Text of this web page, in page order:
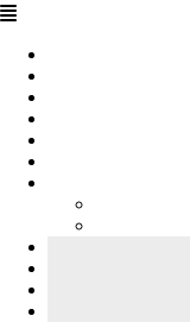
Menu